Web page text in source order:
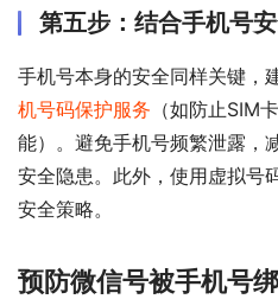
第五步：结合手机号
手机号本身的安全同样关键，
机号码保护服务 （如防止SIM
能）。避免手机号频繁泄露，
安全隐患。此外，使用虚拟号
安全策略。
预防微信号被手机号